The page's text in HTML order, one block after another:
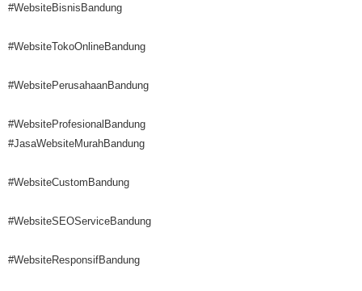
#WebsiteBisnisBandung
#WebsiteTokoOnlineBandung
#WebsitePerusahaanBandung
#WebsiteProfesionalBandung
#JasaWebsiteMurahBandung
#WebsiteCustomBandung
#WebsiteSEOServiceBandung
#WebsiteResponsifBandung